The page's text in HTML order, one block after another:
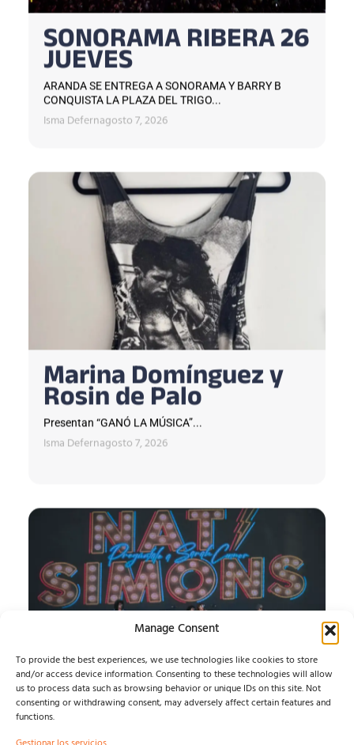
Manage Consent
To provide the best experiences, we use technologies like cookies to store
and/or access device information. Consenting to these technologies will allow
us to process data such as browsing behavior or unique IDs on this site. Not
consenting or withdrawing consent, may adversely affect certain features and
functions.
SONORAMA RIBERA 26
JUEVES
ARANDA SE ENTREGA A SONORAMA Y BARRY B
CONQUISTA LA PLAZA DEL TRIGO...
Isma Defernagosto 7, 2026
Marina Domínguez y
Rosin de Palo
Presentan “GANÓ LA MÚSICA”...
Isma Defernagosto 7, 2026
SONORAMA RIBERA: